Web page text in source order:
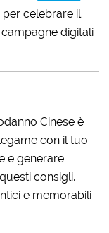
celebrare il
digitali
Cinese è
con il tuo
e generare
consigli,
e memorabili